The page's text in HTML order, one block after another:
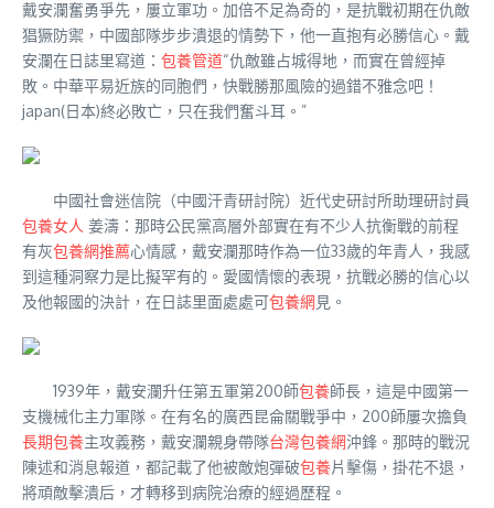
戴安瀾奮勇爭先，屢立軍功。加倍不足為奇的，是抗戰初期在仇敵
猖獗防禦，中國部隊步步潰退的情勢下，他一直抱有必勝信心。戴
安瀾在日誌里寫道： 包養管道“仇敵雖占城得地，而實在曾經掉
敗。中華平易近族的同胞們，快戰勝那風險的過錯不雅念吧！
japan(日本)終必敗亡，只在我們奮斗耳。”
中國社會迷信院（中國汗青研討院）近代史研討所助理研討員
包養女人 姜濤：那時公民黨高層外部實在有不少人抗衡戰的前程
有灰包養網推薦心情感，戴安瀾那時作為一位33歲的年青人，我感
到這種洞察力是比擬罕有的。愛國情懷的表現，抗戰必勝的信心以
及他報國的決計，在日誌里面處處可包養網見。
1939年，戴安瀾升任第五軍第200師包養師長，這是中國第一
支機械化主力軍隊。在有名的廣西昆侖關戰爭中，200師屢次擔負
長期包養主攻義務，戴安瀾親身帶隊台灣包養網沖鋒。那時的戰況
陳述和消息報道，都記載了他被敵炮彈破包養片擊傷，掛花不退，
將頑敵擊潰后，才轉移到病院治療的經過歷程。